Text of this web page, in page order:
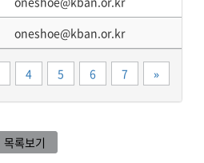
oneshoe@kban.or.kr
4 5 6 7 »끝
목록보기